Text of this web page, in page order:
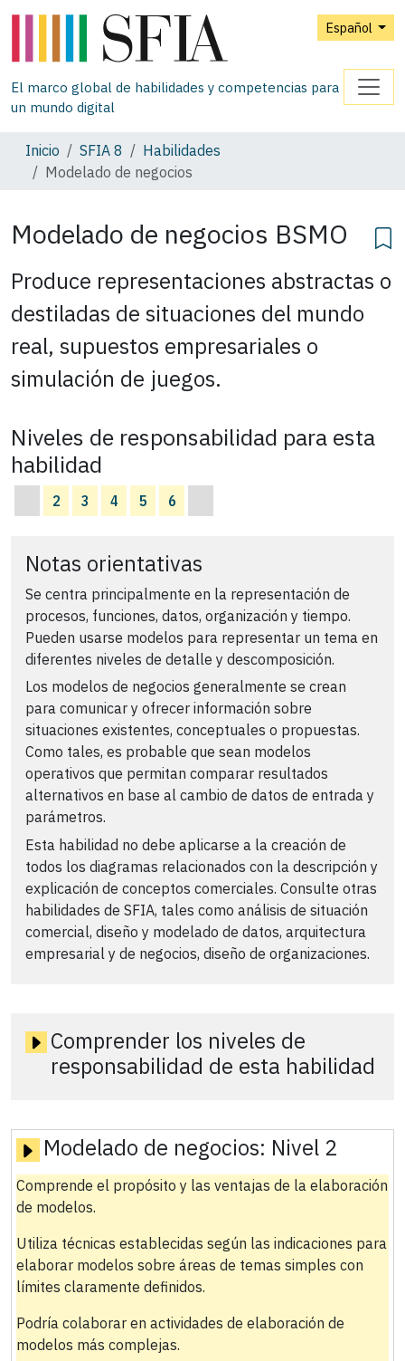
Español
El marco global de habilidades y competencias para
un mundo digital
Inicio SFIA 8
Habilidades
Modelado de negocios
Modelado de negocios BSMO
Produce representaciones abstractas o
destiladas de situaciones del mundo
real, supuestos empresariales o
simulación de juegos.
Niveles de responsabilidad para esta
habilidad
2 3 4 5 6
Notas orientativas
Se centra principalmente en la representación de
procesos, funciones, datos, organización y tiempo.
Pueden usarse modelos para representar un tema en
diferentes niveles de detalle y descomposición.
Los modelos de negocios generalmente se crean
para comunicar y ofrecer información sobre
situaciones existentes, conceptuales o propuestas.
Como tales, es probable que sean modelos
operativos que permitan comparar resultados
alternativos en base al cambio de datos de entrada y
parámetros.
Esta habilidad no debe aplicarse a la creación de
todos los diagramas relacionados con la descripción y
explicación de conceptos comerciales. Consulte otras
habilidades de SFIA, tales como análisis de situación
comercial, diseño y modelado de datos, arquitectura
empresarial y de negocios, diseño de organizaciones.
Comprender los niveles de
responsabilidad de esta habilidad
Modelado de negocios: Nivel 2
Comprende el propósito y las ventajas de la elaboración
de modelos.
Utiliza técnicas establecidas según las indicaciones para
elaborar modelos sobre áreas de temas simples con
límites claramente definidos.
Podría colaborar en actividades de elaboración de
modelos más complejas.